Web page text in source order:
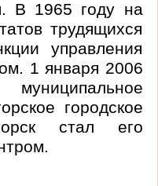
В 1965 году на
трудящихся
управления
1 января 2006
городское
стал его